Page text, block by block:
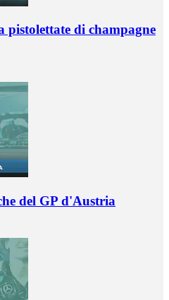
pistolettate di champagne
del GP d'Austria